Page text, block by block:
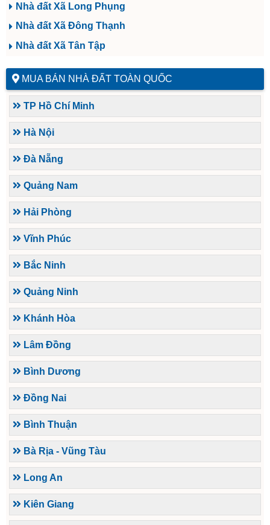
Nhà đất Xã Long Phụng
Nhà đất Xã Đông Thạnh
Nhà đất Xã Tân Tập
MUA BÁN NHÀ ĐẤT TOÀN QUỐC
TP Hồ Chí Minh
Hà Nội
Đà Nẵng
Quảng Nam
Hải Phòng
Vĩnh Phúc
Bắc Ninh
Quảng Ninh
Khánh Hòa
Lâm Đồng
Bình Dương
Đồng Nai
Bình Thuận
Bà Rịa - Vũng Tàu
Long An
Kiên Giang